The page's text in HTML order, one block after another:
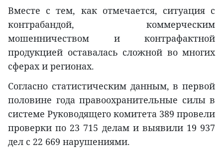
Вместе с тем, как отмечается, ситуация с
контрабандой, коммерческим
мошенничеством и контрафактной
продукцией оставалась сложной во многих
сферах и регионах.
Согласно статистическим данным, в первой
половине года правоохранительные силы в
системе Руководящего комитета 389 провели
проверки по 23 715 делам и выявили 19 937
дел с 22 669 нарушениями.